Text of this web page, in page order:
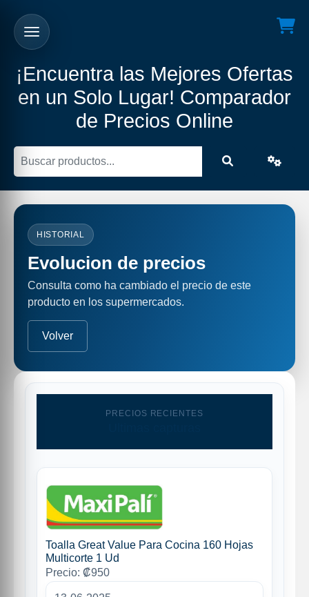
¡Encuentra las Mejores Ofertas
en un Solo Lugar! Comparador
de Precios Online
HISTORIAL
Evolucion de precios
Consulta como ha cambiado el precio de este
producto en los supermercados.
Volver
PRECIOS RECIENTES
Toalla Great Value Para Cocina 160 Hojas
Multicorte 1 Ud
Precio: ₡950